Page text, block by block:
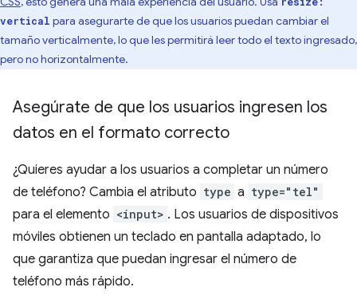
vertical para asegurarte de que los usuarios puedan cambiar el
tamaño verticalmente, lo que les permitirá leer todo el texto ingresado,
pero no horizontalmente.
Asegúrate de que los usuarios ingresen los
datos en el formato correcto
¿Quieres ayudar a los usuarios a completar un número
de teléfono? Cambia el atributo type a type="tel"
para el elemento <input> . Los usuarios de dispositivos
móviles obtienen un teclado en pantalla adaptado, lo
que garantiza que puedan ingresar el número de
teléfono más rápido.